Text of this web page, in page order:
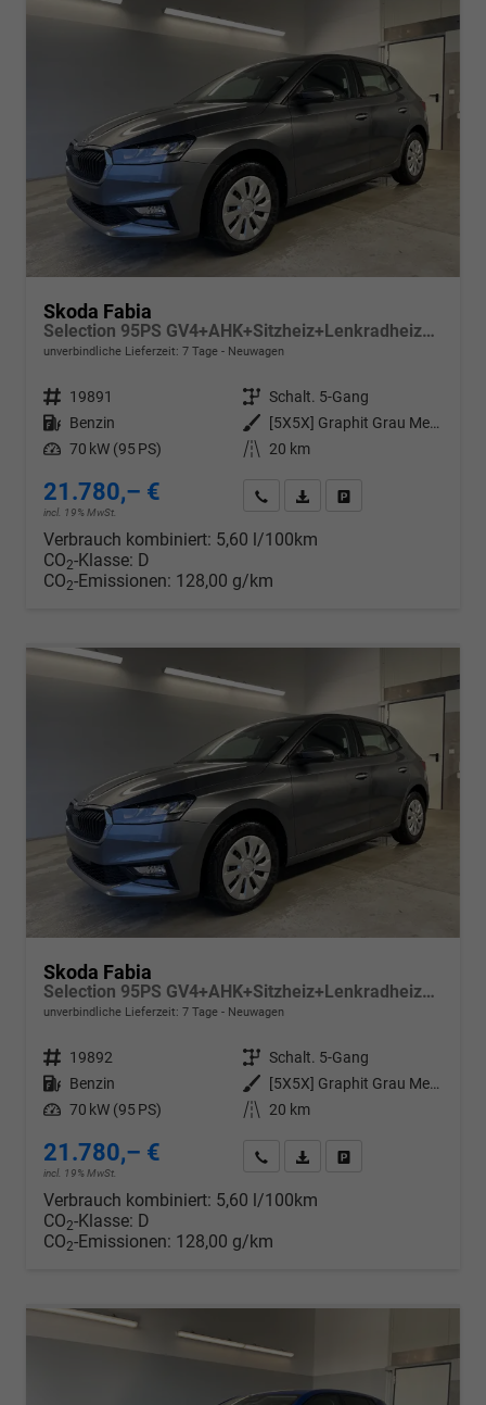
Skoda Fabia
Selection 95PS GV4+AHK+Sitzheiz+Lenkradheiz+Climatronic+Tempomat+PDC
unverbindliche Lieferzeit: 7 Tage Neuwagen
Fahrzeugnr. 19891 Getriebe Schalt. 5-Gang
Kraftstoff Benzin Außenfarbe
[5X5X] Graphit Grau Metallic
Leistung 70 kW (95 PS) Kilometerstand 20 km
21.780,– €
incl. 19% MwSt.
Wir rufen Sie anPDF-Datei, Fahrzeugexposé
Verbrauch kombiniert: 5,60 l/100km
CO2-Klasse: D
CO2-Emissionen: 128,00 g/km
Skoda Fabia
Selection 95PS GV4+AHK+Sitzheiz+Lenkradheiz+Climatronic+Tempomat+PDC
unverbindliche Lieferzeit: 7 Tage Neuwagen
Fahrzeugnr. 19892 Getriebe Schalt. 5-Gang
Kraftstoff Benzin Außenfarbe
[5X5X] Graphit Grau Metallic
Leistung 70 kW (95 PS) Kilometerstand 20 km
21.780,– €
incl. 19% MwSt.
Wir rufen Sie anPDF-Datei, Fahrzeugexposé
Verbrauch kombiniert: 5,60 l/100km
CO2-Klasse: D
CO2-Emissionen: 128,00 g/km